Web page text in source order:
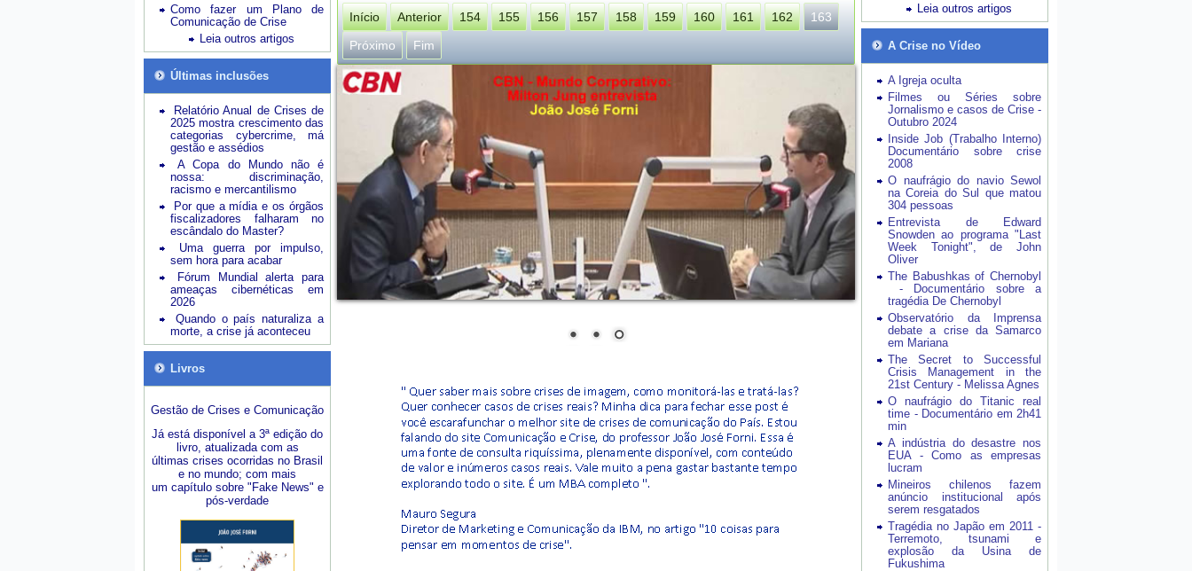
Como fazer um Plano de
Comunicação de Crise
Leia outros artigos
Últimas inclusões
Relatório Anual de Crises de
2025 mostra crescimento das
categorias cybercrime, má
gestão e assédios
A Copa do Mundo não é
nossa: discriminação,
racismo e mercantilismo
Por que a mídia e os órgãos
fiscalizadores falharam no
escândalo do Master?
Uma guerra por impulso,
sem hora para acabar
Fórum Mundial alerta para
ameaças cibernéticas em
2026
Quando o país naturaliza a
morte, a crise já aconteceu
Livros
Gestão de Crises e Comunicação
Já está disponível a 3ª edição do
livro, atualizada com as
últimas crises ocorridas no Brasil
e no mundo; com mais
um capítulo sobre "Fake News" e
pós-verdade
Início
Anterior 154 155 156 157 158 159 160 161 162
163
Próximo
Fim
Leia outros artigos
A Crise no Vídeo
A Igreja oculta
Filmes ou Séries sobre
Jornalismo e casos de Crise -
Outubro 2024
Inside Job (Trabalho Interno)
Documentário sobre crise
2008
O naufrágio do navio Sewol
na Coreia do Sul que matou
304 pessoas
Entrevista de Edward
Snowden ao programa "Last
Week Tonight", de John
Oliver
The Babushkas of Chernobyl
- Documentário sobre a
tragédia De Chernobyl
Observatório da Imprensa
debate a crise da Samarco
em Mariana
The Secret to Successful
Crisis Management in the
21st Century - Melissa Agnes
O naufrágio do Titanic real
time - Documentário em 2h41
min
A indústria do desastre nos
EUA - Como as empresas
lucram
Mineiros chilenos fazem
anúncio institucional após
serem resgatados
Tragédia no Japão em 2011 -
Terremoto, tsunami e
explosão da Usina de
Fukushima